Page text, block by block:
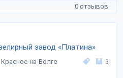
0 отзывов
завод «Платина»
Красное-на-Волге 3